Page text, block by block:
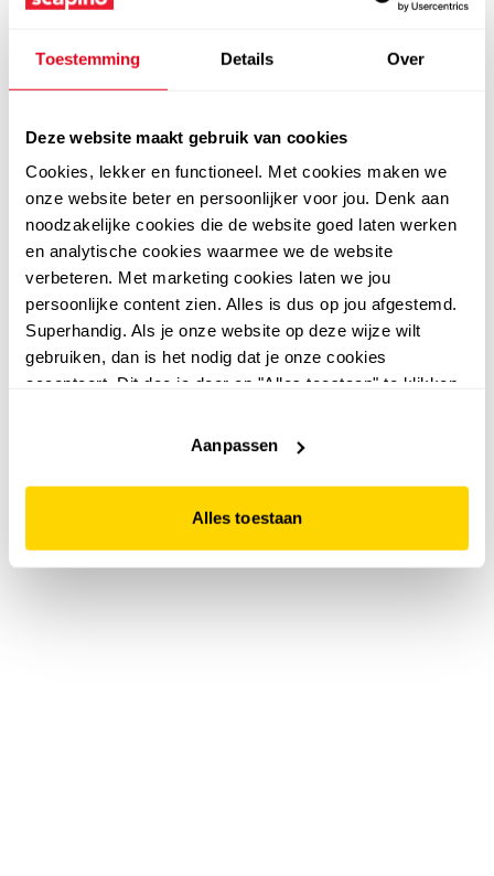
Toestemming Details Over
Deze website maakt gebruik van cookies
Cookies, lekker en functioneel. Met cookies maken we
onze website beter en persoonlijker voor jou. Denk aan
noodzakelijke cookies die de website goed laten werken
en analytische cookies waarmee we de website
verbeteren. Met marketing cookies laten we jou
persoonlijke content zien. Alles is dus op jou afgestemd.
Superhandig. Als je onze website op deze wijze wilt
gebruiken, dan is het nodig dat je onze cookies
accepteert. Dit doe je door op "Alles toestaan" te klikken.
website niet optimaal functioneert.
Aanpassen
Alles toestaan